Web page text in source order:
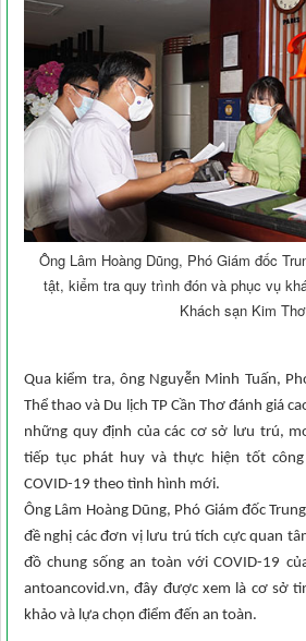
Ông Lâm Hoàng Dũng, Phó Giám đốc
tật, kiểm tra quy trình đón và phục vụ
Khách sạn Kim
Qua kiểm tra, ông Nguyễn Minh Tuấn,
Thể thao và Du lịch TP Cần Thơ đánh giá
những quy định của các cơ sở lưu trú,
tiếp tục phát huy và thực hiện tốt công
COVID-19 theo tình hình mới.
Ông Lâm Hoàng Dũng, Phó Giám đốc
đề nghị các đơn vị lưu trú tích cực quan
đồ chung sống an toàn với COVID-19
antoancovid.vn, đây được xem là cơ sở
khảo và lựa chọn điểm đến an toàn.